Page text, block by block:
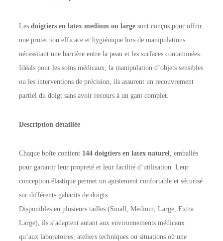
Lesdoigtiers en latex medium ou large sont conçus pour offrir
une protection efficace et hygiénique lors de manipulations
nécessitant une barrière entre la peau et les surfaces contaminées.
Idéals pour les soins médicaux, la manipulation d’objets sensibles
ou les interventions de précision, ils assurent un recouvrement
partiel du doigt sans avoir recours à un gant complet.
Description détaillée
Chaque boîte contient 144 doigtiers en latex naturel , emballés
pour garantir leur propreté et leur facilité d’utilisation. Leur
conception élastique permet un ajustement confortable et sécurisé
sur différents gabarits de doigts.
Disponibles en plusieurs tailles (Small, Medium, Large, Extra
Large), ils s’adaptent autant aux environnements médicaux
qu’aux laboratoires, ateliers techniques ou situations où une